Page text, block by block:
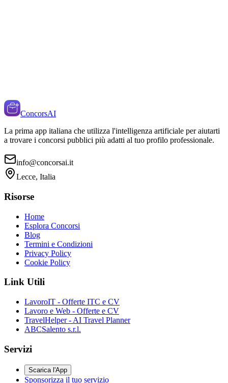
ConcorsAI
La prima app italiana che utilizza l'intelligenza artificiale per aiutarti
a trovare i concorsi pubblici più adatti al tuo profilo professionale.
info@concorsai.it
Lecce, Italia
Risorse
Home
Esplora Concorsi
Blog
Termini e Condizioni
Privacy Policy
Cookie Policy
Link Utili
LavoroIT - Offerte ITC e CV
Lavoro e Web - Offerte e CV
TravelHelper - AI Travel Planner
ABCSalento s.r.l.
Servizi
Scarica l'App
Sponsorizza il tuo servizio